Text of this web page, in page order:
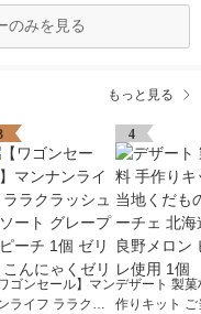
のみを見る
もっと見る
ワゴンセール】マン
ライフ ララクラ
4
デザート 製菓
作りキット ご